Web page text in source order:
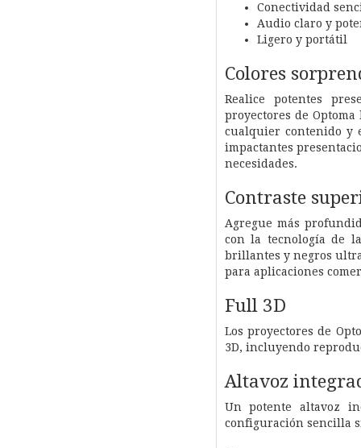
Conectividad
Audio claro y
Ligero y portátil
Colores
Realice potentes
proyectores de
cualquier contenido y
impactantes
necesidades.
Contraste
Agregue más
con la tecnología de
brillantes y negros
para aplicaciones
Full 3D
Los proyectores de
3D, incluyendo
Altavoz
Un potente altavoz
configuración sencilla